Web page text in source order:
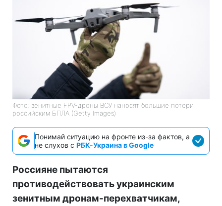
Фото: зенитные FPV-дроны ВСУ наносят большие потери
российским БПЛА (Getty Images)
Понимай ситуацию на фронте из-за фактов, а
не слухов с РБК-Украина в Google
Россияне пытаются
противодействовать украинским
зенитным дронам-перехватчикам,